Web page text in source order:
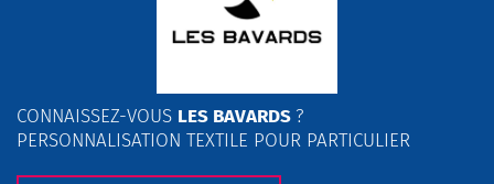
CONNAISSEZ-VOUS LES BAVARDS ?
PERSONNALISATION TEXTILE POUR PARTICULIER